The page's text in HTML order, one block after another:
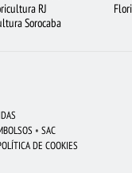
ROSAS BRANCAS
DOS CAMPOS
VERMELHAS
RJ
Sorocaba
• SAC
DE COOKIES